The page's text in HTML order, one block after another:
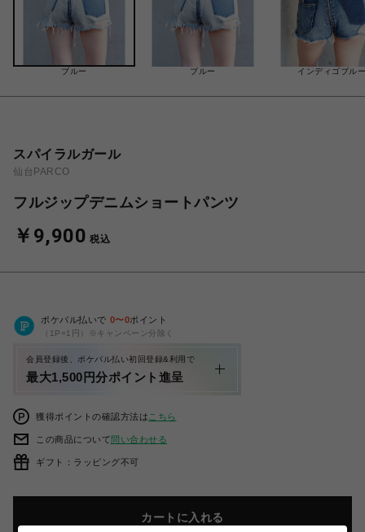
ブルー ブルー インディゴブルー
スパイラルガール
仙台PARCO
フルジップデニムショートパンツ
￥9,900 税込
ポケパル払いで 0〜0ポイント
（1P=1円）※キャンペーン分除く
会員登録後、ポケパル払い初回登録&利用で
最大1,500円分ポイント進呈
獲得ポイントの確認方法は こちら
この商品について問い合わせる
ギフト：ラッピング不可
カートに入れる